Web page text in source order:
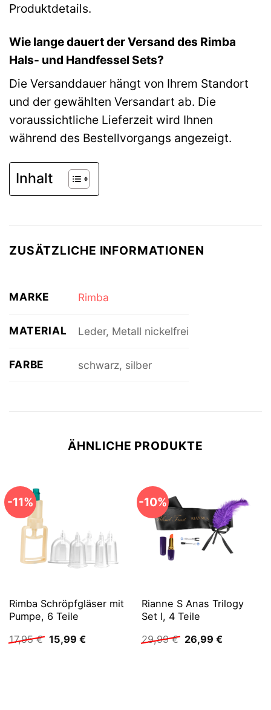
Produktdetails.
Wie lange dauert der Versand des Rimba
Hals- und Handfessel Sets?
Die Versanddauer hängt von Ihrem Standort
und der gewählten Versandart ab. Die
voraussichtliche Lieferzeit wird Ihnen
während des Bestellvorgangs angezeigt.
Inhalt
ZUSÄTZLICHE INFORMATIONEN
MARKE Rimba
MATERIAL Leder, Metall nickelfrei
FARBE schwarz, silber
ÄHNLICHE PRODUKTE
-11%
Rimba Schröpfgläser mit
Pumpe, 6 Teile
17,95€ Ursprünglicher
Preis
15,99 €Aktueller
-10%
Rianne S Anas Trilogy
Set I, 4 Teile
29,99€ Ursprünglicher
Preis
26,99 €Aktueller